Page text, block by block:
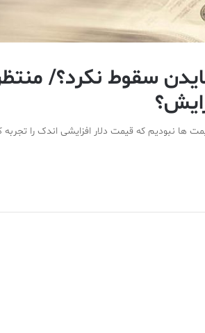
سقوط نکرد؟/
ها نبودیم که قیمت دلار افزایشی اندک را تجربه